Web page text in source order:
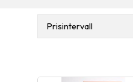
Prisintervall